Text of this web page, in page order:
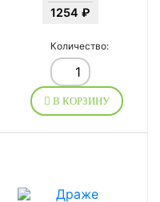
1254 ₽
Количество:
В КОРЗИНУ